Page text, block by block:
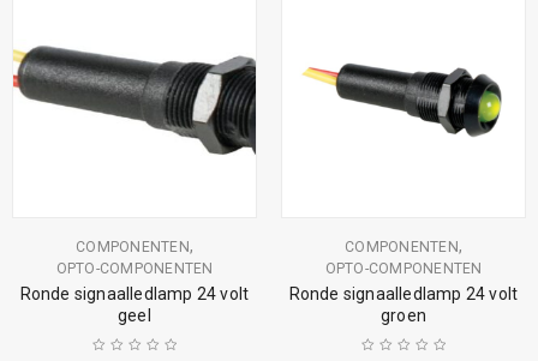
COMPONENTEN,
OPTO-COMPONENTEN
Ronde signaalledlamp 24 volt
geel
COMPONENTEN,
OPTO-COMPONENTEN
Ronde signaalledlamp 24 volt
groen